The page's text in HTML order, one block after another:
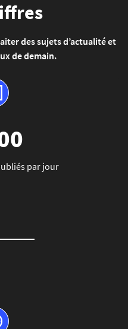
des sujets d’actualité et
de demain.
par jour